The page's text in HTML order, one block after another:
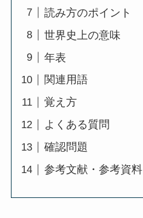
読み方のポイント
世界史上の意味
年表
関連用語
覚え方
よくある質問
確認問題
参考文献・参考資料